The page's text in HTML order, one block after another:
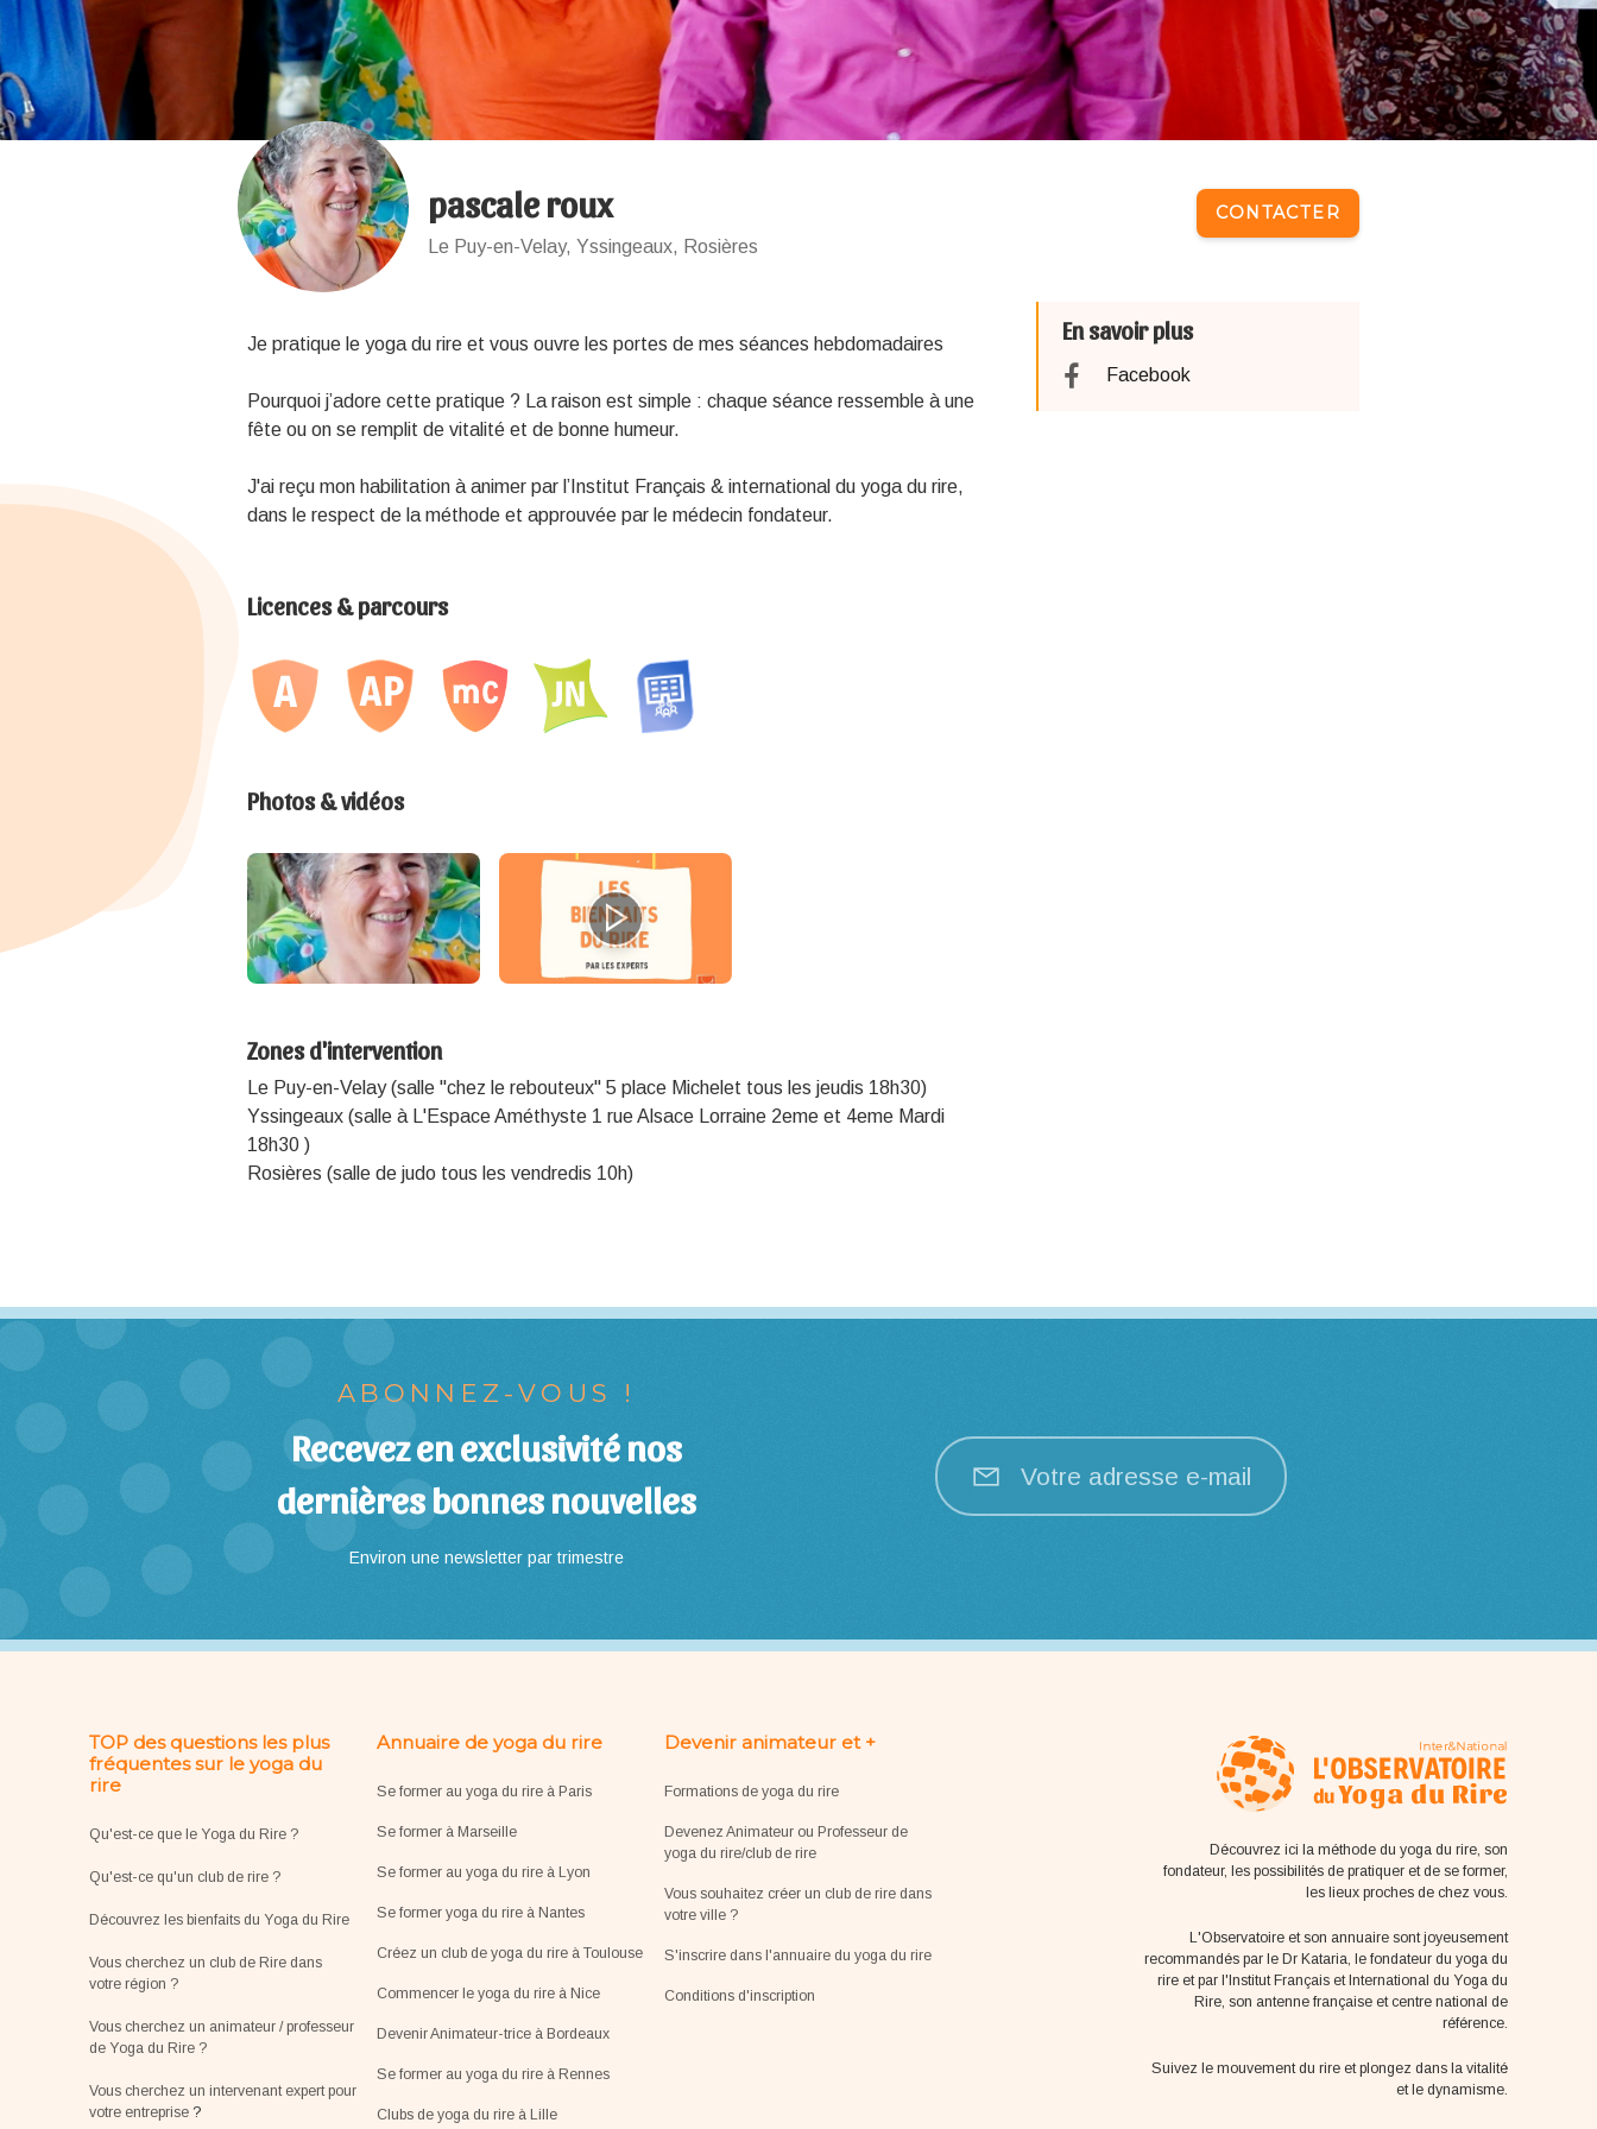
pascale roux
Le Puy-en-Velay, Yssingeaux, Rosières
CONTACTER
Je pratique le yoga du rire et vous ouvre les portes de mes séances hebdomadaires
Pourquoi j’adore cette pratique ? La raison est simple : chaque séance ressemble à une
fête ou on se remplit de vitalité et de bonne humeur.
J'ai reçu mon habilitation à animer par l’Institut Français & international du yoga du rire,
dans le respect de la méthode et approuvée par le médecin fondateur.
Licences & parcours
Photos & vidéos
Zones d'intervention
Le Puy-en-Velay (salle "chez le rebouteux" 5 place Michelet tous les jeudis 18h30)
Yssingeaux (salle à L'Espace Améthyste 1 rue Alsace Lorraine 2eme et 4eme Mardi
18h30 )
Rosières (salle de judo tous les vendredis 10h)
En savoir plus
Facebook
ABONNEZ-VOUS !
Recevez en exclusivité nos
dernières bonnes nouvelles
Environ une newsletter par trimestre
Votre adresse e-mail
TOP des questions les plus
fréquentes sur le yoga du
rire
Qu'est-ce que le Yoga du Rire ?
Qu'est-ce qu'un club de rire ?
Découvrez les bienfaits du Yoga du Rire
Vous cherchez un club de Rire dans
votre région ?
Vous cherchez un animateur / professeur
de Yoga du Rire ?
Vous cherchez un intervenant expert pour
votre entreprise?
Annuaire de yoga du rire
Se former au yoga du rire à Paris
Se former à Marseille
Se former au yoga du rire à Lyon
Se former yoga du rire à Nantes
Créez un club de yoga du rire à Toulouse
Commencer le yoga du rire à Nice
Devenir Animateur-trice à Bordeaux
Se former au yoga du rire à Rennes
Clubs de yoga du rire à Lille
Devenir animateur et +
Formations de yoga du rire
Devenez Animateur ou Professeur de
yoga du rire/club de rire
Vous souhaitez créer un club de rire dans
votre ville ?
S'inscrire dans l'annuaire du yoga du rire
Conditions d'inscription
Découvrez ici la méthode du yoga du rire, son
fondateur, les possibilités de pratiquer et de se former,
les lieux proches de chez vous.
L'Observatoire et son annuaire sont joyeusement
recommandés par le Dr Kataria, le fondateur du yoga du
rire et par l'Institut Français et International du Yoga du
Rire, son antenne française et centre national de
référence.
Suivez le mouvement du rire et plongez dans la vitalité
et le dynamisme.